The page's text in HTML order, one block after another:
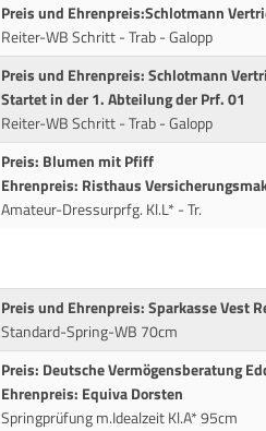
Preis und Ehrenpreis:Schlotmann
Reiter-WB Schritt - Trab - Galopp
Preis und Ehrenpreis: Schlotmann
Startet in der 1. Abteilung der Prf. 01
Reiter-WB Schritt - Trab - Galopp
Preis: Blumen mit Pfiff
Ehrenpreis: Risthaus
Amateur-Dressurprfg. Kl.L* - Tr.
Preis und Ehrenpreis: Sparkasse Vest
Standard-Spring-WB 70cm
Preis: Deutsche Vermögensberatung
Ehrenpreis: Equiva Dorsten
Springprüfung m.Idealzeit Kl.A* 95cm